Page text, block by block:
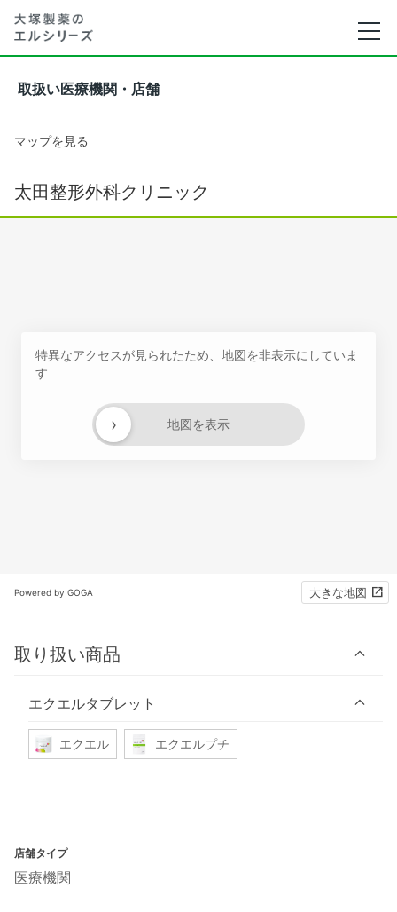
取扱い医療機関・店舗
マップを見る
太田整形外科クリニック
特異なアクセスが見られたため、地図を非表示にしていま
す
地図を表示
›
Powered by GOGA 大きな地図
取り扱い商品
エクエルタブレット
エクエル エクエルプチ
店舗タイプ
医療機関